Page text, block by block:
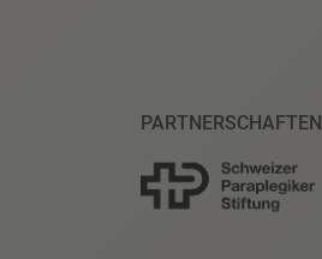
PARTNERSCHAFTEN